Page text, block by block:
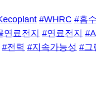
#WHRC #흡
료전지 #연료전지
#전력 #지속가능성 #그